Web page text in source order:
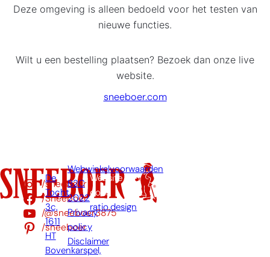
Deze omgeving is alleen bedoeld voor het testen van
nieuwe functies.
Wilt u een bestelling plaatsen? Bezoek dan onze live
website.
sneeboer.com
/sneeboer
/Sneeboer
/@sneeboer3875
/sneeboer
De
Tocht
3c,
1611
HT
Bovenkarspel,
Webwinkelvoorwaarden
B2C
2022
Privacy
policy
Disclaimer
Website
door:
ratio.design